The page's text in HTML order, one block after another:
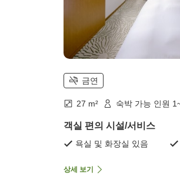
금연
27 m² 숙박 가능 인원
객실 편의 시설/서비스
욕실 및 화장실 있음
상세 보기